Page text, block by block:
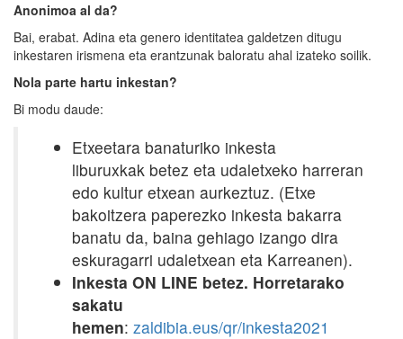
Anonimoa al da?
Bai, erabat. Adina eta genero identitatea galdetzen ditugu
inkestaren irismena eta erantzunak baloratu ahal izateko soilik.
Nola parte hartu inkestan?
Bi modu daude:
Etxeetara banaturiko inkesta
liburuxkak betez eta udaletxeko harreran
edo kultur etxean aurkeztuz. (Etxe
bakoitzera paperezko inkesta bakarra
banatu da, baina gehiago izango dira
eskuragarri udaletxean eta Karreanen).
Inkesta ON LINE betez. Horretarako
sakatu
hemen: zaldibia.eus/qr/inkesta2021